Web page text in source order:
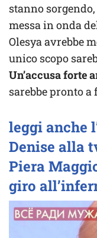
stanno
messa in onda
Olesya avrebbe
unico scopo
Un’accusa forte
sarebbe pronto
leggi anche
Denise alla
Piera
giro